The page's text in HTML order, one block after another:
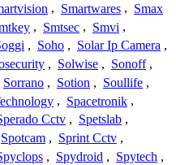
, Smartwares , Smax
, Smtsec , Smvi ,
, Soho , Solar Ip Camera ,
, Solwise , Sonoff ,
Sorrano , Sotion , Soullife ,
, Spacetronik ,
Cctv , Spetslab ,
Spotcam , Sprint Cctv ,
, Spydroid , Spytech ,